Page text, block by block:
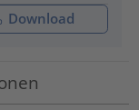
Download